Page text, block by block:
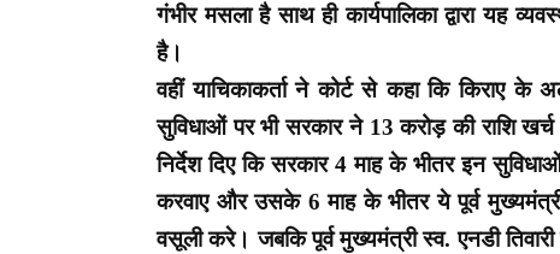
गंभीर मसला है साथ ही कार्यपालिका द्वारा यह
है।
वहीं याचिकाकर्ता ने कोर्ट से कहा कि किराए के
सुविधाओं पर भी सरकार ने 13 करोड़ की राशि
निर्देश दिए कि सरकार 4 माह के भीतर इन
करवाए और उसके 6 माह के भीतर ये पूर्व
वसूली करे। जबकि पूर्व मुख्यमंत्री स्व. एनडी